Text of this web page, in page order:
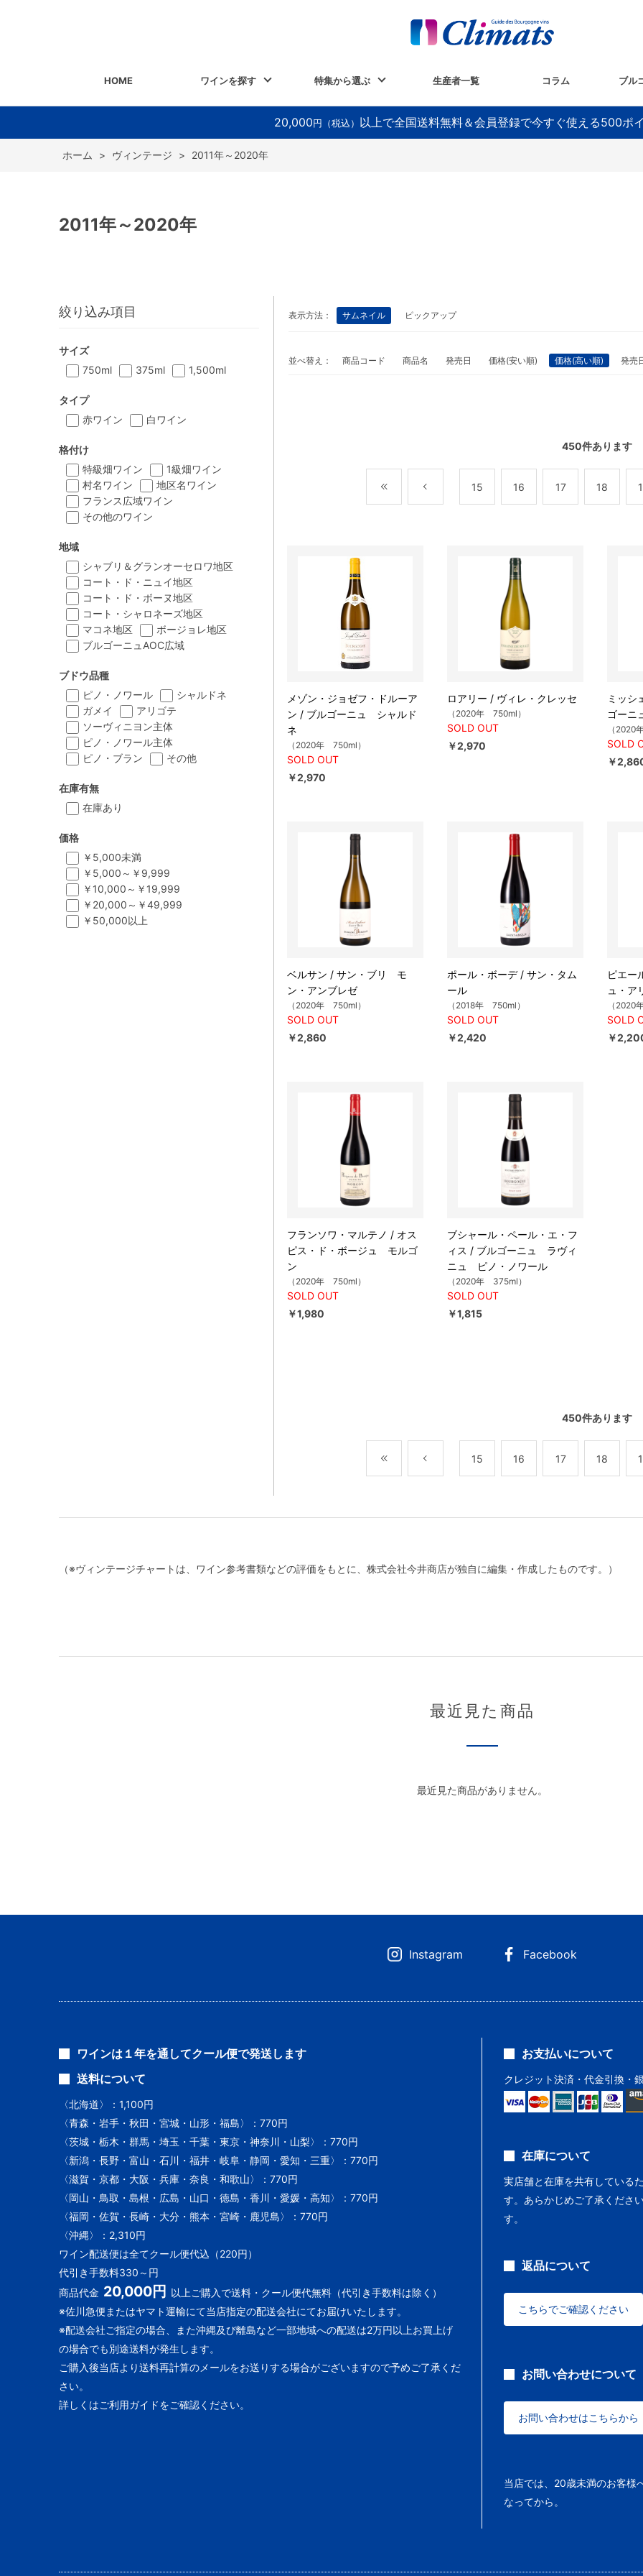
HOME ワインを探す 特集から選ぶ 生産者一覧 コラム ブル
20,000 円（税込） 以上で全国送料無料＆会員登録で今すぐ使える500ポ
ホーム > ヴィンテージ > 2011年～2020年
2011年～2020年
絞り込み項目
サイズ
750ml
375ml 1,500ml
タイプ
赤ワイン
白ワイン
格付け
特級畑ワイン
1級畑ワイン
村名ワイン
地区名ワイン
フランス広域ワイン
その他のワイン
地域
シャブリ＆グランオーセロワ地区
コート・ド・ニュイ地区
コート・ド・ボーヌ地区
コート・シャロネーズ地区
マコネ地区
ボージョレ地区
ブルゴーニュAOC広域
ブドウ品種
ピノ・ノワール
シャルドネ
ガメイ
アリゴテ
ソーヴィニヨン主体
ピノ・ノワール主体
ピノ・ブラン
その他
在庫有無
在庫あり
価格
￥5,000未満
￥5,000～￥9,999
￥10,000～￥19,999
￥20,000～￥49,999
￥50,000以上
表示方法： サムネイル ピックアップ
並べ替え： 商品コード 商品名 発売日 価格(安い順) 価格(高い順) 発売
450件あります
15 16 17 18
メゾン・ジョゼフ・ドルーア
ン / ブルゴーニュ シャルド
ネ
（2020年 750ml）
SOLD OUT
￥2,970
ロアリー / ヴィレ・クレッセ
（2020年 750ml）
SOLD OUT
￥2,970
ミッシ
ゴーニ
（2020
SOLD
￥
ベルサン / サン・ブリ モ
ン・アンブレゼ
（2020年 750ml）
SOLD OUT
￥2,860
ポール・ボーデ / サン・タム
ール
（2018年 750ml）
SOLD OUT
￥2,420
ピエー
ュ・ア
（2020
SOLD
￥
フランソワ・マルテノ / オス
ピス・ド・ボージュ モルゴ
ン
（2020年 750ml）
SOLD OUT
￥1,980
ブシャール・ペール・エ・フ
ィス / ブルゴーニュ ラヴィ
ニュ ピノ・ノワール
（2020年 375ml）
SOLD OUT
￥1,815
450件あります
15 16 17 18
（※ヴィンテージチャートは、ワイン参考書類などの評価をもとに、株式会社今井商店が独自に編集・作成したものです。）
最近見た商品
最近見た商品がありません。
Instagram Facebook
ワインは１年を通してクール便で発送します
送料について
〈北海道〉：1,100円
〈青森・岩手・秋田・宮城・山形・福島〉：770円
〈茨城・栃木・群馬・埼玉・千葉・東京・神奈川・山梨〉：770円
〈新潟・長野・富山・石川・福井・岐阜・静岡・愛知・三重〉：770円
〈滋賀・京都・大阪・兵庫・奈良・和歌山〉：770円
〈岡山・鳥取・島根・広島・山口・徳島・香川・愛媛・高知〉：770円
〈福岡・佐賀・長崎・大分・熊本・宮崎・鹿児島〉：770円
〈沖縄〉：2,310円
ワイン配送便は全てクール便代込（220円）
代引き手数料330～円
商品代金 20,000円 以上ご購入で送料・クール便代無料（代引き手数料は除く）
※佐川急便またはヤマト運輸にて当店指定の配送会社にてお届けいたします。
※配送会社ご指定の場合、また沖縄及び離島など一部地域への配送は2万円以上お買上げ
の場合でも別途送料が発生します。
ご購入後当店より送料再計算のメールをお送りする場合がございますので予めご了承くだ
さい。
詳しくはご利用ガイドをご確認ください。
お支払いについて
クレジット決済・代金引換・
在庫について
実店舗と在庫を共有している
す。あらかじめご了承くださ
す。
返品について
こちらでご確認ください
お問い合わせについて
お問い合わせはこちらから
当店では、20歳未満のお客様
なってから。